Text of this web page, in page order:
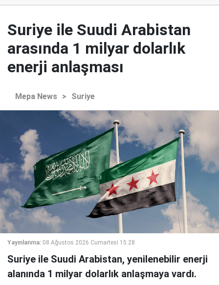
Suriye ile Suudi Arabistan
arasında 1 milyar dolarlık
enerji anlaşması
Mepa News > Suriye
Yayınlanma: 08 Ağustos 2026 Cumartesi 15:28
Suriye ile Suudi Arabistan, yenilenebilir enerji
alanında 1 milyar dolarlık anlaşmaya vardı.